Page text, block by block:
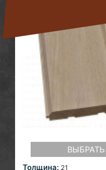
Толщина: 21